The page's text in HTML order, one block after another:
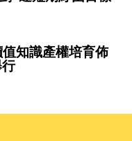
知識產權培育佈